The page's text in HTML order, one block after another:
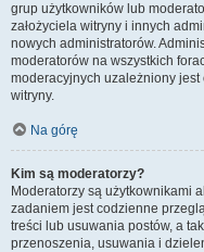
grup użytkowników lub
założyciela witryny i innych
nowych administratorów.
moderatorów na wszystkich
moderacyjnych uzależniony
witryny.
Na górę
Kim są moderatorzy?
Moderatorzy są użytkownikami
zadaniem jest codzienne
treści lub usuwania postów, a
przenoszenia, usuwania i